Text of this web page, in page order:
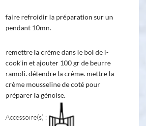
faire refroidir la préparation sur un
pendant 10mn.
remettre la crème dans le bol de i-
cook'in et ajouter 100 gr de beurre
ramoli. détendre la crème. mettre la
crème mousseline de coté pour
préparer la génoise.
Accessoire(s) :